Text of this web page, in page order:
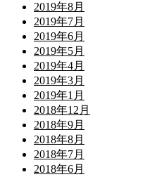
2019年8月
2019年7月
2019年6月
2019年5月
2019年4月
2019年3月
2019年1月
2018年12月
2018年9月
2018年8月
2018年7月
2018年6月